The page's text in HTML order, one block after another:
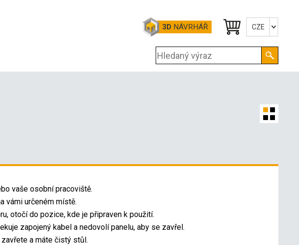
3D NÁVRHÁŘ CZE
English
KONTAKTY
vaše osobní pracoviště.
vámi určeném místě.
otočí do pozice, kde je připraven k použití.
zapojený kabel a nedovolí panelu, aby se zavřel.
a máte čistý stůl.